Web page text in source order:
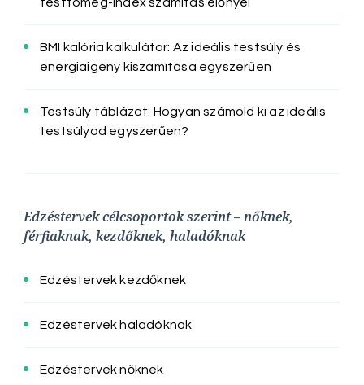
BMI kalória kalkulátor: Az ideális testsúly és
energiaigény kiszámítása egyszerűen
Testsúly táblázat: Hogyan számold ki az ideális
testsúlyod egyszerűen?
Edzéstervek célcsoportok szerint – nőknek,
férfiaknak, kezdőknek, haladóknak
Edzéstervek kezdőknek
Edzéstervek haladóknak
Edzéstervek nőknek